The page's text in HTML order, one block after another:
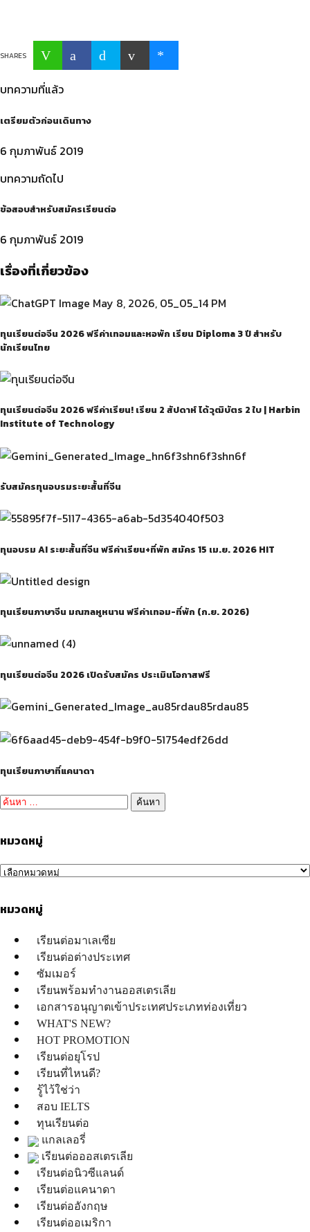
SHARES
บทความที่แล้ว
เตรียมตัวก่อนเดินทาง
6 กุมภาพันธ์ 2019
บทความถัดไป
ข้อสอบสำหรับสมัครเรียนต่อ
6 กุมภาพันธ์ 2019
เรื่องที่เกี่ยวข้อง
ทุนเรียนต่อจีน 2026 ฟรีค่าเทอมและหอพัก เรียน Diploma 3 ปี สำหรับ
นักเรียนไทย
ทุนเรียนต่อจีน 2026 ฟรีค่าเรียน! เรียน 2 สัปดาห์ ได้วุฒิบัตร 2 ใบ | Harbin
Institute of Technology
รับสมัครทุนอบรมระยะสั้นที่จีน
ทุนอบรม AI ระยะสั้นที่จีน ฟรีค่าเรียน+ที่พัก สมัคร 15 เม.ย. 2026 HIT
ทุนเรียนภาษาจีน มณฑลหูหนาน ฟรีค่าเทอม-ที่พัก (ก.ย. 2026)
ทุนเรียนต่อจีน 2026 เปิดรับสมัคร ประเมินโอกาสฟรี
ทุนเรียนภาษาที่แคนาดา
ค้นหา
หมวดหมู่
หมวดหมู่
เรียนต่อมาเลเซีย
เรียนต่อต่างประเทศ
ซัมเมอร์
เรียนพร้อมทำงานออสเตรเลีย
เอกสารอนุญาตเข้าประเทศประเภทท่องเที่ยว
WHAT'S NEW?
HOT PROMOTION
เรียนต่อยุโรป
เรียนที่ไหนดี?
รู้ไว้ใช่ว่า
สอบ IELTS
ทุนเรียนต่อ
แกลเลอรี่
เรียนต่อออสเตรเลีย
เรียนต่อนิวซีแลนด์
เรียนต่อแคนาดา
เรียนต่ออังกฤษ
เรียนต่ออเมริกา